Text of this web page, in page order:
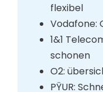
flexibel
Vodafone:
1&1
schonen
O2:
PŸUR: